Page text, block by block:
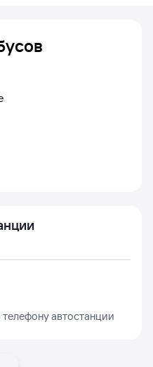
телефону автостанции